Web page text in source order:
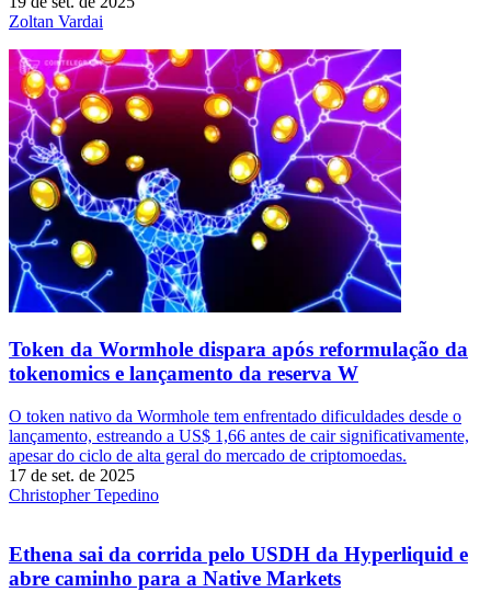
Zoltan Vardai
Token da Wormhole dispara após reformulação da
tokenomics e lançamento da reserva W
O token nativo da Wormhole tem enfrentado dificuldades desde o
lançamento, estreando a US$ 1,66 antes de cair significativamente,
apesar do ciclo de alta geral do mercado de criptomoedas.
17 de set. de 2025
Christopher Tepedino
Ethena sai da corrida pelo USDH da Hyperliquid e
abre caminho para a Native Markets